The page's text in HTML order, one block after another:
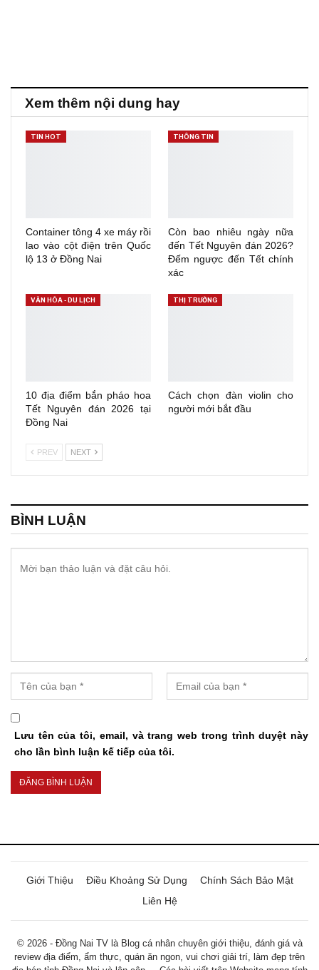
Xem thêm nội dung hay
TIN HOT
Container tông 4 xe máy rồi
lao vào cột điện trên Quốc
lộ 13 ở Đồng Nai
THÔNG TIN
Còn bao nhiêu ngày nữa
đến Tết Nguyên đán 2026?
Đếm ngược đến Tết chính
xác
VĂN HÓA - DU LỊCH
10 địa điểm bắn pháo hoa
Tết Nguyên đán 2026 tại
Đồng Nai
THỊ TRƯỜNG
Cách chọn đàn violin cho
người mới bắt đầu
PREV NEXT
BÌNH LUẬN
Lưu tên của tôi, email, và trang web trong trình duyệt này
cho lần bình luận kế tiếp của tôi.
Giới Thiệu Điều Khoảng Sử Dụng
Chính Sách Bảo Mật
Liên Hệ
© 2026 - Đồng Nai TV là Blog cá nhân chuyên giới thiệu, đánh giá và
review địa điểm, ẩm thực, quán ăn ngon, vui chơi giải trí, làm đẹp trên